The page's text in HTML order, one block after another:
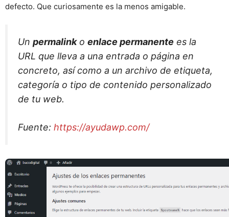
defecto. Que curiosamente es la menos amigable.
Un permalinko enlace permanente es la
URL que lleva a una entrada o página en
concreto, así como a un archivo de etiqueta,
categoría o tipo de contenido personalizado
de tu web.
Fuente: https://ayudawp.com/